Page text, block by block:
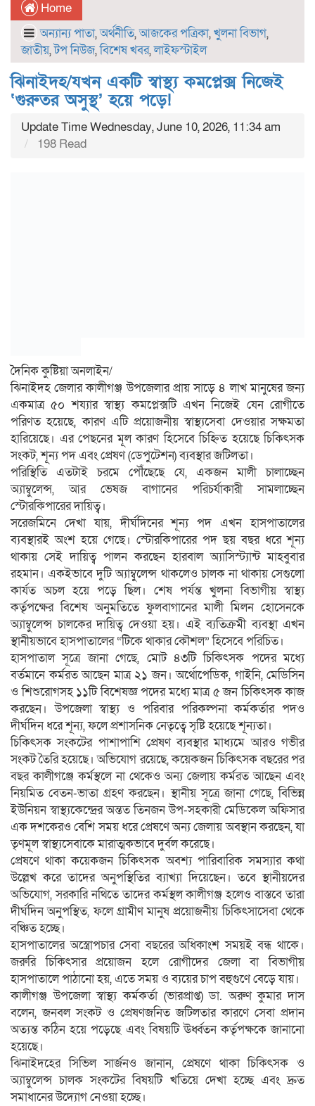
Home
অন্যান্য পাতা,অর্থনীতি,আজকের পত্রিকা,খুলনা বিভাগ,
জাতীয়,টপ নিউজ,বিশেষ খবর,লাইফস্টাইল
ঝিনাইদহ/যখন একটি স্বাস্থ্য কমপ্লেক্স নিজেই
‘গুরুতর অসুস্থ’ হয়ে পড়ে!
Update Time Wednesday, June 10, 2026, 11:34 am
198 Read
দৈনিক কুষ্টিয়া অনলাইন/
ঝিনাইদহ জেলার কালীগঞ্জ উপজেলার প্রায় সাড়ে ৪ লাখ মানুষের জন্য
একমাত্র ৫০ শয্যার স্বাস্থ্য কমপ্লেক্সটি এখন নিজেই যেন রোগীতে
পরিণত হয়েছে, কারণ এটি প্রয়োজনীয় স্বাস্থ্যসেবা দেওয়ার সক্ষমতা
হারিয়েছে। এর পেছনের মূল কারণ হিসেবে চিহ্নিত হয়েছে চিকিৎসক
সংকট, শূন্য পদ এবং প্রেষণ (ডেপুটেশন) ব্যবস্থার জটিলতা।
পরিস্থিতি এতটাই চরমে পৌঁছেছে যে, একজন মালী চালাচ্ছেন
অ্যাম্বুলেন্স, আর ভেষজ বাগানের পরিচর্যাকারী সামলাচ্ছেন
স্টোরকিপারের দায়িত্ব।
সরেজমিনে দেখা যায়, দীর্ঘদিনের শূন্য পদ এখন হাসপাতালের
ব্যবস্থারই অংশ হয়ে গেছে। স্টোরকিপারের পদ ছয় বছর ধরে শূন্য
থাকায় সেই দায়িত্ব পালন করছেন হারবাল অ্যাসিস্ট্যান্ট মাহবুবার
রহমান। একইভাবে দুটি অ্যাম্বুলেন্স থাকলেও চালক না থাকায় সেগুলো
কার্যত অচল হয়ে পড়ে ছিল। শেষ পর্যন্ত খুলনা বিভাগীয় স্বাস্থ্য
কর্তৃপক্ষের বিশেষ অনুমতিতে ফুলবাগানের মালী মিলন হোসেনকে
অ্যাম্বুলেন্স চালকের দায়িত্ব দেওয়া হয়। এই ব্যতিক্রমী ব্যবস্থা এখন
স্থানীয়ভাবে হাসপাতালের “টিকে থাকার কৌশল” হিসেবে পরিচিত।
হাসপাতাল সূত্রে জানা গেছে, মোট ৪৩টি চিকিৎসক পদের মধ্যে
বর্তমানে কর্মরত আছেন মাত্র ২১ জন। অর্থোপেডিক, গাইনি, মেডিসিন
ও শিশুরোগসহ ১১টি বিশেষজ্ঞ পদের মধ্যে মাত্র ৫ জন চিকিৎসক কাজ
করছেন। উপজেলা স্বাস্থ্য ও পরিবার পরিকল্পনা কর্মকর্তার পদও
দীর্ঘদিন ধরে শূন্য, ফলে প্রশাসনিক নেতৃত্বে সৃষ্টি হয়েছে শূন্যতা।
চিকিৎসক সংকটের পাশাপাশি প্রেষণ ব্যবস্থার মাধ্যমে আরও গভীর
সংকট তৈরি হয়েছে। অভিযোগ রয়েছে, কয়েকজন চিকিৎসক বছরের পর
বছর কালীগঞ্জে কর্মস্থলে না থেকেও অন্য জেলায় কর্মরত আছেন এবং
নিয়মিত বেতন-ভাতা গ্রহণ করছেন। স্থানীয় সূত্রে জানা গেছে, বিভিন্ন
ইউনিয়ন স্বাস্থ্যকেন্দ্রের অন্তত তিনজন উপ-সহকারী মেডিকেল অফিসার
এক দশকেরও বেশি সময় ধরে প্রেষণে অন্য জেলায় অবস্থান করছেন, যা
তৃণমূল স্বাস্থ্যসেবাকে মারাত্মকভাবে দুর্বল করেছে।
প্রেষণে থাকা কয়েকজন চিকিৎসক অবশ্য পারিবারিক সমস্যার কথা
উল্লেখ করে তাদের অনুপস্থিতির ব্যাখ্যা দিয়েছেন। তবে স্থানীয়দের
অভিযোগ, সরকারি নথিতে তাদের কর্মস্থল কালীগঞ্জ হলেও বাস্তবে তারা
দীর্ঘদিন অনুপস্থিত, ফলে গ্রামীণ মানুষ প্রয়োজনীয় চিকিৎসাসেবা থেকে
বঞ্চিত হচ্ছে।
হাসপাতালের অস্ত্রোপচার সেবা বছরের অধিকাংশ সময়ই বন্ধ থাকে।
জরুরি চিকিৎসার প্রয়োজন হলে রোগীদের জেলা বা বিভাগীয়
হাসপাতালে পাঠানো হয়, এতে সময় ও ব্যয়ের চাপ বহুগুণে বেড়ে যায়।
কালীগঞ্জ উপজেলা স্বাস্থ্য কর্মকর্তা (ভারপ্রাপ্ত) ডা. অরুণ কুমার দাস
বলেন, জনবল সংকট ও প্রেষণজনিত জটিলতার কারণে সেবা প্রদান
অত্যন্ত কঠিন হয়ে পড়েছে এবং বিষয়টি ঊর্ধ্বতন কর্তৃপক্ষকে জানানো
হয়েছে।
ঝিনাইদহের সিভিল সার্জনও জানান, প্রেষণে থাকা চিকিৎসক ও
অ্যাম্বুলেন্স চালক সংকটের বিষয়টি খতিয়ে দেখা হচ্ছে এবং দ্রুত
সমাধানের উদ্যোগ নেওয়া হচ্ছে।